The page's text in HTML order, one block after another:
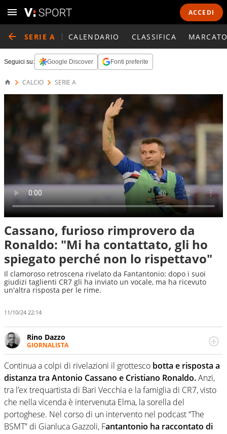
ACCEDI
SERIE A CALENDARIO CLASSIFICA
Seguici su: Google Discover Fonti preferite
CALCIO SERIE A
Cassano, furioso rimprovero da
Ronaldo: "Mi ha contattato, gli ho
spiegato perché non lo rispettavo"
Il clamoroso retroscena rivelato da Fantantonio: dopo i suoi
giudizi taglienti CR7 gli ha inviato un vocale, ma ha ricevuto
un'altra risposta per le rime.
11/10/24 22:14
Rino Dazzo
GIORNALISTA
Se mai ci fosse modo di traslare il glossario del calcio in
una nicchia di esperti, lui ne farebbe parte. Non si perde
una svista arbitrale né gli umori social del mondo delle
curve
Continua a colpi di rivelazioni il grottesco botta e risposta a
distanza tra Antonio Cassano e Cristiano Ronaldo.Anzi,
tra l’ex trequartista di Bari Vecchia e la famiglia di CR7, visto
che nella vicenda è intervenuta Elma, la sorella del
portoghese. Nel corso di un intervento nel podcast “The
BSMT” di Gianluca Gazzoli, Fantantonio ha raccontato di